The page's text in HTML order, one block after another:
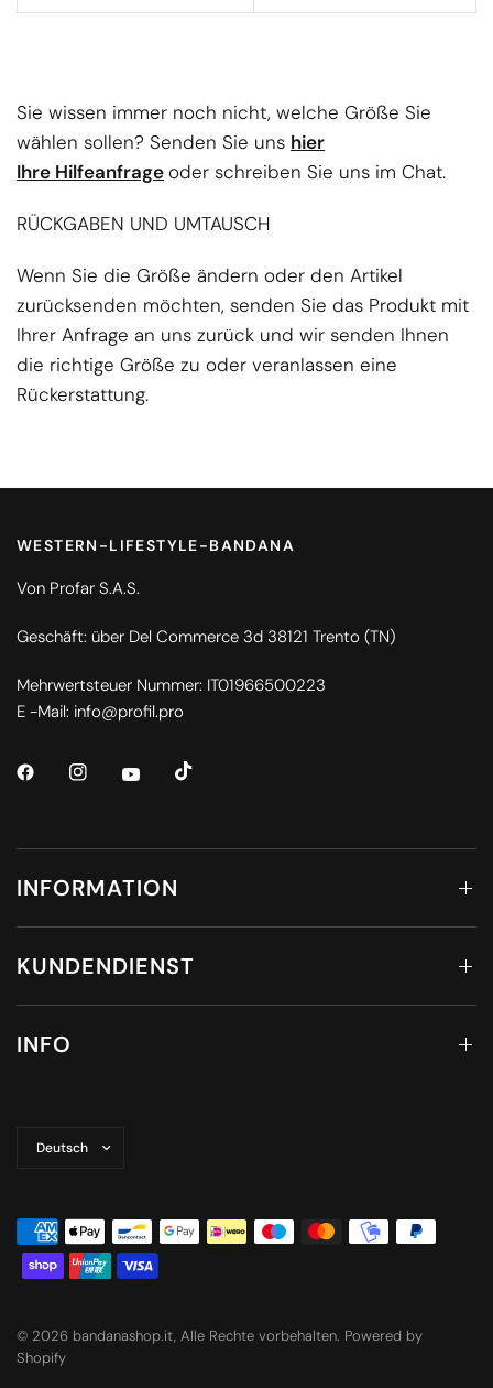
Sie wissen immer noch nicht, welche Größe Sie
wählen sollen? Senden Sie uns hier
Ihre Hilfeanfrageoder schreiben Sie uns im Chat.
RÜCKGABEN UND UMTAUSCH
Wenn Sie die Größe ändern oder den Artikel
zurücksenden möchten, senden Sie das Produkt mit
Ihrer Anfrage an uns zurück und wir senden Ihnen
die richtige Größe zu oder veranlassen eine
Rückerstattung.
WESTERN-LIFESTYLE-BANDANA
Von Profar S.A.S.
Geschäft: über Del Commerce 3d 38121 Trento (TN)
Mehrwertsteuer Nummer: IT01966500223
E -Mail: info@profil.pro
INFORMATION
KUNDENDIENST
INFO
aktualisieren
© 2026 bandanashop.it, Alle Rechte vorbehalten. Powered by
Shopify